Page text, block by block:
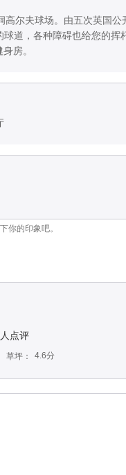
尔夫球场。由五次英国
道，各种障碍也给您的
房。
人点评
草坪： 4.6分